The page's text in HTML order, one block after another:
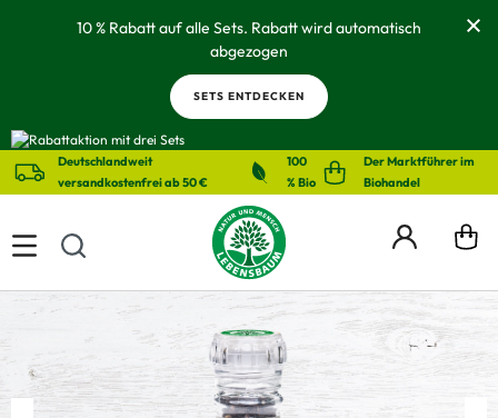
springen10 % Rabatt auf alle Sets. Rabatt wird automatisch
abgezogen
SETS ENTDECKEN
Deutschlandweit
versandkostenfrei ab 50 €
100
% Bio
Der Marktführer im
Biohandel
Bildergalerie überspringen